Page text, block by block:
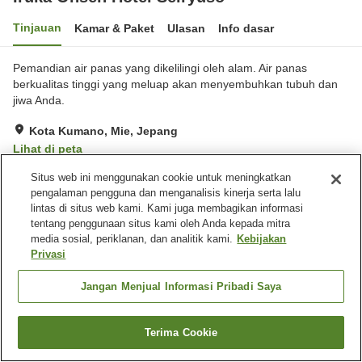
Tinjauan Kamar & Paket Ulasan Info dasar
Pemandian air panas yang dikelilingi oleh alam. Air panas
berkualitas tinggi yang meluap akan menyembuhkan tubuh dan
jiwa Anda.
Kota Kumano, Mie, Jepang
Lihat di peta
Hebat Ulasan:142
Fasilitas properti
Tempat parkir
Sauna
Restoran
Beranda Jepang Mie
Kota Kumano
Iruka Onsen Hotel Seiryuso
Cari kamar
Situs web ini menggunakan cookie untuk meningkatkan
pengalaman pengguna dan menganalisis kinerja serta lalu
lintas di situs web kami. Kami juga membagikan informasi
tentang penggunaan situs kami oleh Anda kepada mitra
media sosial, periklanan, dan analitik kami. Kebijakan
Privasi
Jangan Menjual Informasi Pribadi Saya
Terima Cookie